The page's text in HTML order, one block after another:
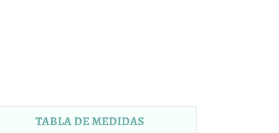
TABLA DE MEDIDAS